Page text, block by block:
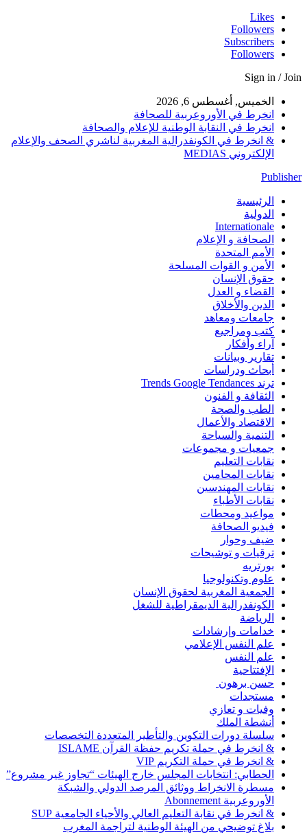
Likes
Followers
Subscribers
Followers
Sign in / Join
الخميس, أغسطس 6, 2026
انخرط في الأوروعربية للصحافة
انخرط في النقابة الوطنية للإعلام والصحافة
& انخرط في الكونفدرالية المغربية لناشري الصحف والإعلام
الإلكتروني MEDIAS
Publisher
الرئيسية
الدولية
Internationale
الصحافة و الإعلام
الأمم المتحدة
الأمن و القوات المسلحة
حقوق الإنسان
القضاء و العدل
الدين والأخلاق
جامعات ومعاهد
كتب ومراجيع
آراء وأفكار
تقارير وبيانات
أبحاث ودراسات
ترند Trends Google Tendances
الثقافة و الفنون
الطب والصحة
الاقتصاد والأعمال
التنمية والسياحة
جمعيات و مجموعات
نقابات التعليم
نقابات المحامين
نقابات المهندسين
نقابات الأطباء
مواعيد ومحطات
فيديو الصحافة
ضيف وحوار
ترقيات و توشيحات
بورتريه
علوم وتكنولوجيا
الجمعية المغربية لحقوق الإنسان
الكونفدرالية الديمقراطية للشغل
الرياضة
خدامات وإرشادات
علم النفس الإعلامي
علم النفس
الإفتتاحية
حسن برهون
مستجدات
وفيات و تعازي
أنشطة الملك
سلسلة دورات التكوين والتأطير المتعددة التخصصات
& انخرط في حملة تكريم حفظة القرآن ISLAME
& انخرط في حملة التكريم VIP
الحطابي: انتخابات المجلس خارج الهيئات “تجاوز غير مشروع”
مسطرة الانخراط ووثائق المرصد الدولي والشبكة
الأوروعربية Abonnement
& انخرط في نقابة التعليم العالي والأحياء الجامعية SUP
بلاغ توضيحي من الهيئة الوطنية لتراجمة المغرب